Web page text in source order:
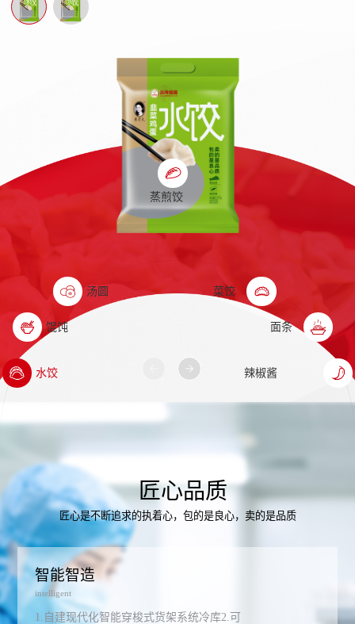
匠心品质
匠心是不断追求的执着心，包的是良心，卖的是品质
智能智造
intelligent
1.自建现代化智能穿梭式货架系统冷库2.可